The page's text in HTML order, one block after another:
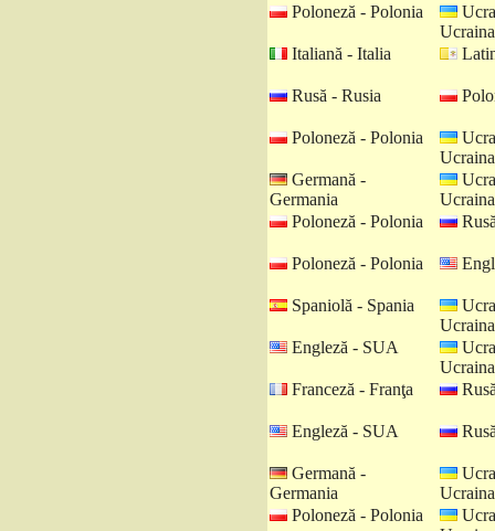
Poloneză - Polonia
Ucraina
Italiană - Italia
Rusă - Rusia
Poloneză - Polonia
Ucraina
Germană -
Germania
Ucraina
Poloneză - Polonia
Poloneză - Polonia
Spaniolă - Spania
Ucraina
Engleză - SUA
Ucraina
Franceză - Franţa
Engleză - SUA
Germană -
Germania
Ucraina
Poloneză - Polonia